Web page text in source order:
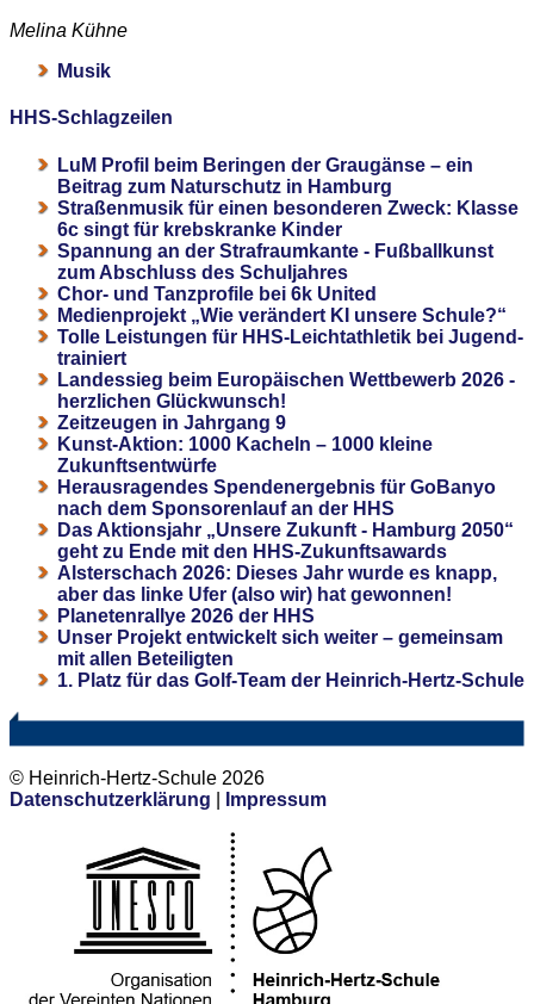
Melina Kühne
Musik
HHS-Schlagzeilen
LuM Profil beim Beringen der Graugänse – ein
Beitrag zum Naturschutz in Hamburg
Straßenmusik für einen besonderen Zweck: Klasse
6c singt für krebskranke Kinder
Spannung an der Strafraumkante - Fußballkunst
zum Abschluss des Schuljahres
Chor- und Tanzprofile bei 6k United
Medienprojekt „Wie verändert KI unsere Schule?“
Tolle Leistungen für HHS-Leichtathletik bei Jugend-
trainiert
Landessieg beim Europäischen Wettbewerb 2026 -
herzlichen Glückwunsch!
Zeitzeugen in Jahrgang 9
Kunst-Aktion: 1000 Kacheln – 1000 kleine
Zukunftsentwürfe
Herausragendes Spendenergebnis für GoBanyo
nach dem Sponsorenlauf an der HHS
Das Aktionsjahr „Unsere Zukunft - Hamburg 2050“
geht zu Ende mit den HHS-Zukunftsawards
Alsterschach 2026: Dieses Jahr wurde es knapp,
aber das linke Ufer (also wir) hat gewonnen!
Planetenrallye 2026 der HHS
Unser Projekt entwickelt sich weiter – gemeinsam
mit allen Beteiligten
1. Platz für das Golf-Team der Heinrich-Hertz-Schule
© Heinrich-Hertz-Schule 2026
Datenschutzerklärung
Impressum